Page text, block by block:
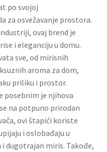
po svojoj
za osvežavanje prostora.
ovaj brend je
i eleganciju u domu.
sve, od mirisnih
aroma za dom,
priliku i prostor.
posebnim je njihova
na potpuno prirodan
ovi štapići koriste
i oslobađaju u
dugotrajan miris. Takođe,